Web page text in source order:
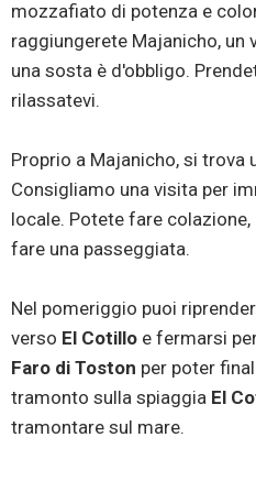
mozzafiato di potenza e
raggiungerete Majanicho,
una sosta è d'obbligo.
rilassatevi.
Proprio a Majanicho, si trova
Consigliamo una visita per
locale. Potete fare
fare una passeggiata.
Nel pomeriggio puoi
verso El Cotillo e fermarsi
Faro di Toston per poter
tramonto sulla spiaggia El
tramontare sul mare.